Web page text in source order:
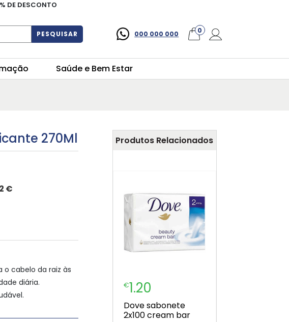
DE DESCONTO
PESQUISAR 000 000 000 0
Saúde e Bem Estar
270Ml
€
o cabelo da raiz às
diária.
Produtos Relacionados
€1.20
dove sabonete
2x100 cream bar